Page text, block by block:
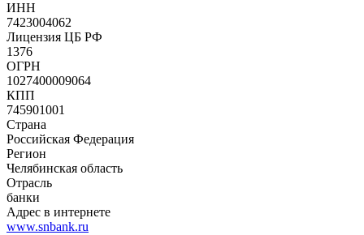
ИНН
7423004062
Лицензия ЦБ РФ
1376
ОГРН
1027400009064
КПП
745901001
Страна
Российская Федерация
Регион
Челябинская область
Отрасль
банки
Адрес в интернете
www.snbank.ru